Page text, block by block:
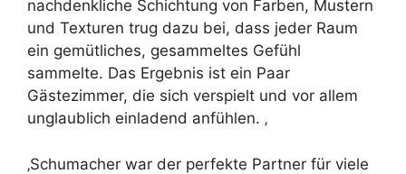
nachdenkliche Schichtung von Farben, Mustern
und Texturen trug dazu bei, dass jeder Raum
ein gemütliches, gesammeltes Gefühl
sammelte. Das Ergebnis ist ein Paar
Gästezimmer, die sich verspielt und vor allem
unglaublich einladend anfühlen. ‚
‚Schumacher war der perfekte Partner für viele